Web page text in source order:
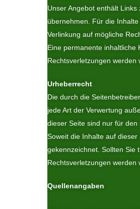
Unser Angebot enthält
übernehmen. Für die
Verlinkung auf mögliche
Eine permanente inhaltliche
Rechtsverletzungen werden
Urheberrecht
Die durch die
jede Art der Verwertung
dieser Seite sind nur für
Soweit die Inhalte auf
gekennzeichnet. Sollten Sie
Rechtsverletzungen werden
Quellenangaben